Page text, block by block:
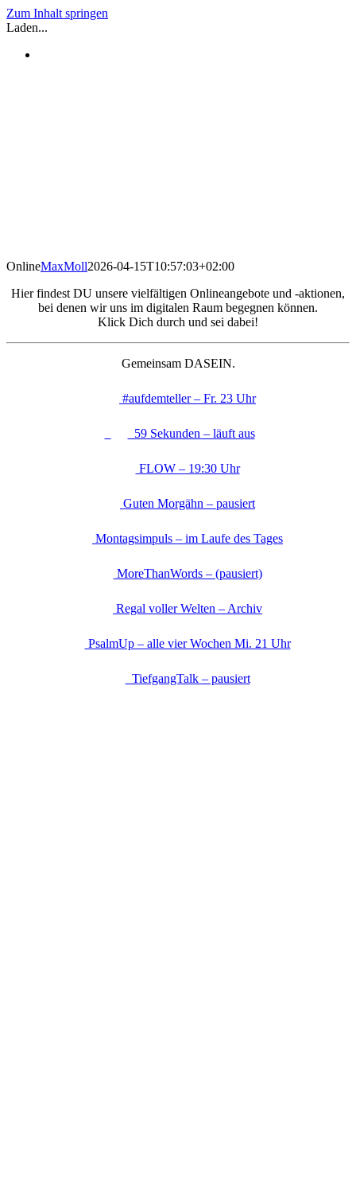
Zum Inhalt springen
Laden...
OnlineMaxMoll2026-04-15T10:57:03+02:00
Hier findest DU unsere vielfältigen Onlineangebote und -aktionen,
bei denen wir uns im digitalen Raum begegnen können.
Klick Dich durch und sei dabei!
Gemeinsam DASEIN.
#aufdemteller – Fr. 23 Uhr
59 Sekunden – läuft aus
FLOW – 19:30 Uhr
Guten Morgähn – pausiert
Montagsimpuls – im Laufe des Tages
MoreThanWords – (pausiert)
Regal voller Welten – Archiv
PsalmUp – alle vier Wochen Mi. 21 Uhr
TiefgangTalk – pausiert